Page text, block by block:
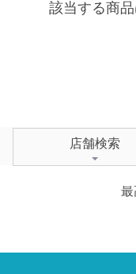
該当する商
店舗検索
最